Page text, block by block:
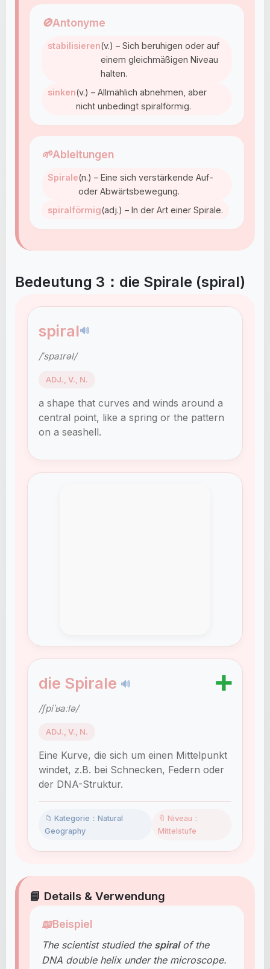
🚫Antonyme
stabilisieren(v.) – Sich beruhigen oder auf
einem gleichmäßigen Niveau
halten.
sinken(v.) – Allmählich abnehmen, aber
nicht unbedingt spiralförmig.
🌱Ableitungen
Spirale(n.) – Eine sich verstärkende Auf-
oder Abwärtsbewegung.
spiralförmig(adj.) – In der Art einer Spirale.
Bedeutung 3：die Spirale (spiral)
spiral🔊
/ˈspaɪrəl/
ADJ., V., N.
a shape that curves and winds around a
central point, like a spring or the pattern
on a seashell.
die Spirale 🔊 ➕
/ʃpiˈʁaːlə/
ADJ., V., N.
Eine Kurve, die sich um einen Mittelpunkt
windet, z.B. bei Schnecken, Federn oder
der DNA-Struktur.
📁 Kategorie：Natural
Geography
🔖 Niveau：
Mittelstufe
📘 Details & Verwendung
📖Beispiel
The scientist studied the spiralof the
DNA double helix under the microscope.